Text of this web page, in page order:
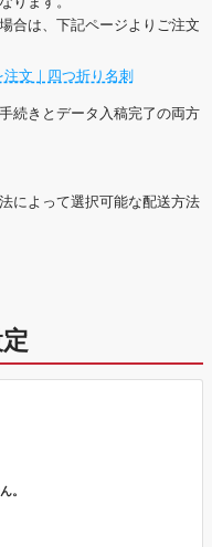
合は、下記ページよりご注文
注文｜四つ折り名刺
続きとデータ入稿完了の両方
によって選択可能な配送方法
。